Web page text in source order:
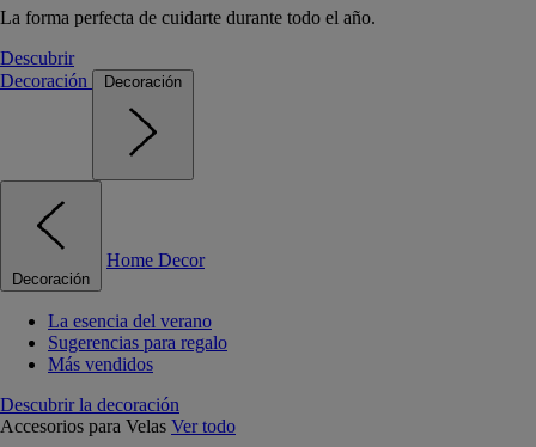
La forma perfecta de cuidarte durante todo el año.
Descubrir
Decoración
Decoración
Decoración
Home Decor
La esencia del verano
Sugerencias para regalo
Más vendidos
Descubrir la decoración
Accesorios para Velas Ver todo